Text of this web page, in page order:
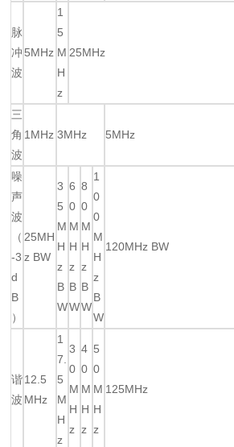
脉
冲
波
5MHz
1
5
M
H
z
25MHz
三
角
波
1MHz 3MHz 5MHz
噪
声
波
（
-3
d
B
）
25MH
z BW
3
5
M
H
z
B
W
6
0
M
H
z
B
W
8
0
M
H
z
B
W
1
0
0
M
H
z
B
W
120MHz BW
谐
波
12.5
MHz
1
7.
5
M
H
z
3
0
M
H
z
4
0
M
H
z
5
0
M
H
z
125MHz